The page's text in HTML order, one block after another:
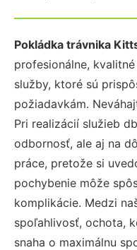
Pokládka trávnika
profesionálne,
služby, ktoré sú
požiadavkám.
Pri realizácií služieb
odbornosť, ale aj na
práce, pretože si
pochybenie môže
komplikácie. Medzi
spoľahlivosť, ochota,
snaha o maximálnu